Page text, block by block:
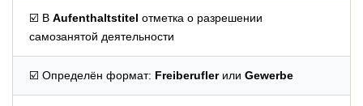
☑️ В Aufenthaltstitel отметка о разрешении
самозанятой деятельности
☑️ Определён формат: Freiberuflerили Gewerbe